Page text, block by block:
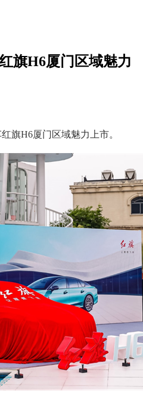
旗H6厦门区域魅力
旗H6厦门区域魅力上市。